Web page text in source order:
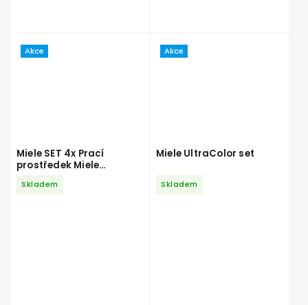
Akce
Miele SET 4x Prací
prostředek Miele
prostředek Miele
Skladem
Akce
Miele UltraColor set
Skladem